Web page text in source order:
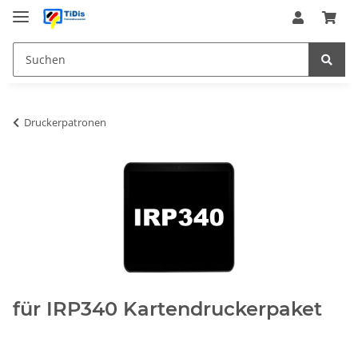
Druckerpatronen
für IRP340 Kartendruckerpaket